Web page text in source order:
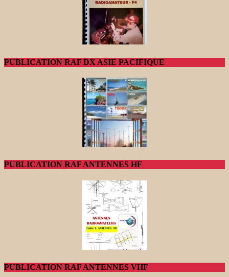
PUBLICATION RAF DX ASIE PACIFIQUE
PUBLICATION RAF ANTENNES HF
PUBLICATION RAF ANTENNES VHF